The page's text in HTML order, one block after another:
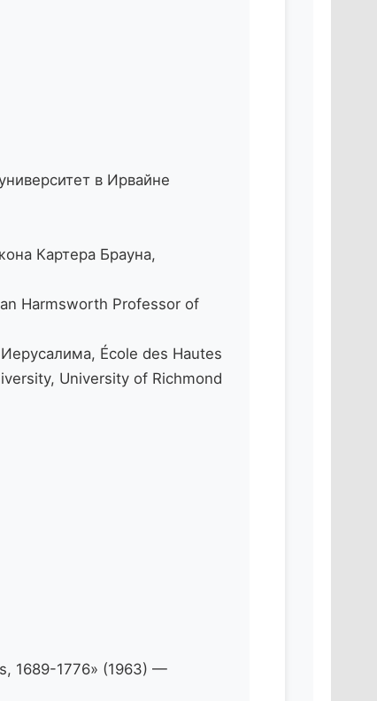
в Ирвайне
Картера Брауна,
Harmsworth Professor of
École des Hautes
University of Richmond
1689-1776» (1963) —